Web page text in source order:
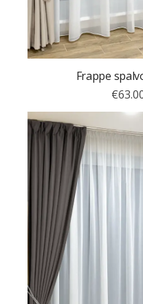
Frappe
€